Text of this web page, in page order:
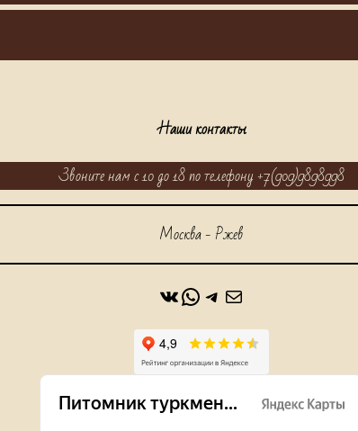
Наши контакты
Звоните нам с 10 до 18 по телефону +7(909)9898998
Москва - Ржев
ВКонтакте
WhatsApp
https://t.me/alabaidog
Почта